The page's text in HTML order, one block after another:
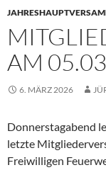
AM
6. MÄRZ 2026
Donnerstagabend
letzte
Freiwilligen